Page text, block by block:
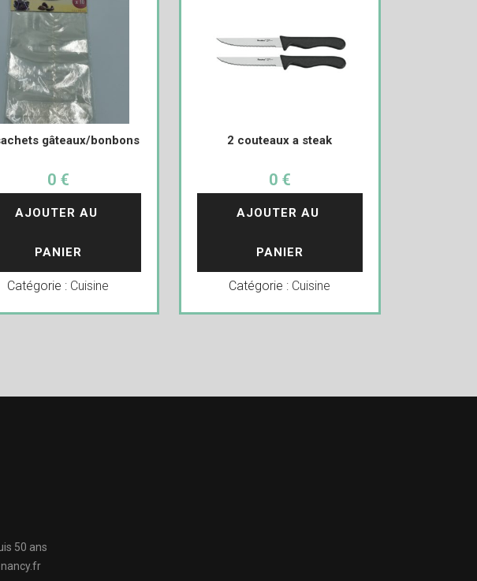
gâteaux/bonbons
0 €
AJOUTER AU
PANIER
Catégorie : Cuisine
2 couteaux a steak
0 €
AJOUTER AU
PANIER
Catégorie : Cuisine
50 ans